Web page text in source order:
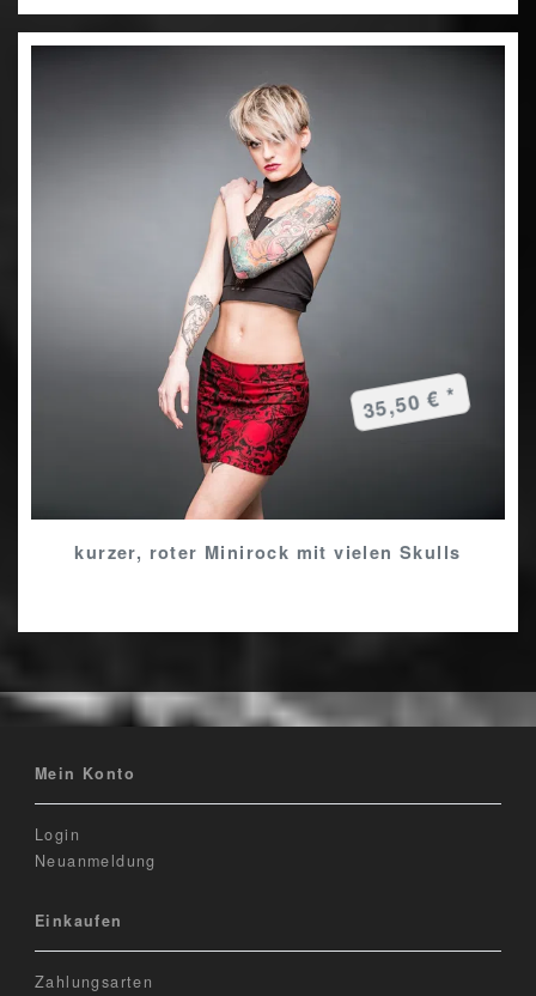
kurzer, roter Minirock mit vielen Skulls
35,50 € *
Mein Konto
Login
Neuanmeldung
Einkaufen
Zahlungsarten